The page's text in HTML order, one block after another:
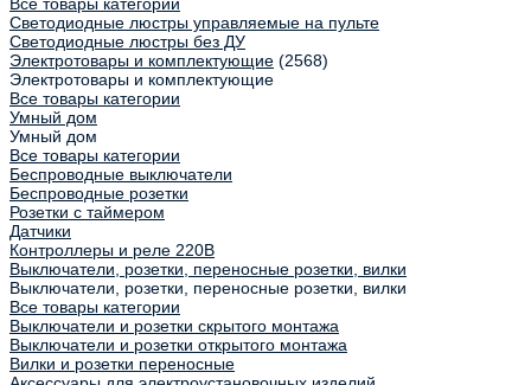
Все товары категории
Светодиодные люстры управляемые на пульте
Светодиодные люстры без ДУ
Электротовары и комплектующие (2568)
Электротовары и комплектующие
Все товары категории
Умный дом
Умный дом
Все товары категории
Беспроводные выключатели
Беспроводные розетки
Розетки с таймером
Датчики
Контроллеры и реле 220В
Выключатели, розетки, переносные розетки, вилки
Выключатели, розетки, переносные розетки, вилки
Все товары категории
Выключатели и розетки скрытого монтажа
Выключатели и розетки открытого монтажа
Вилки и розетки переносные